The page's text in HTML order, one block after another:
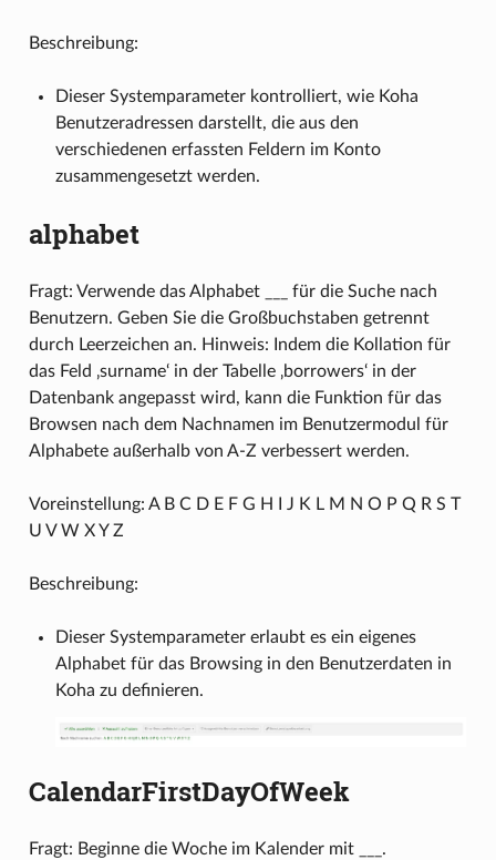
Beschreibung:
Dieser Systemparameter kontrolliert, wie Koha
Benutzeradressen darstellt, die aus den
verschiedenen erfassten Feldern im Konto
zusammengesetzt werden.
alphabet
Fragt: Verwende das Alphabet ___ für die Suche nach
Benutzern. Geben Sie die Großbuchstaben getrennt
durch Leerzeichen an. Hinweis: Indem die Kollation für
das Feld ‚surname‘ in der Tabelle ‚borrowers‘ in der
Datenbank angepasst wird, kann die Funktion für das
Browsen nach dem Nachnamen im Benutzermodul für
Alphabete außerhalb von A-Z verbessert werden.
Voreinstellung: A B C D E F G H I J K L M N O P Q R S T
U V W X Y Z
Beschreibung:
Dieser Systemparameter erlaubt es ein eigenes
Alphabet für das Browsing in den Benutzerdaten in
Koha zu definieren.
CalendarFirstDayOfWeek
Fragt: Beginne die Woche im Kalender mit ___.